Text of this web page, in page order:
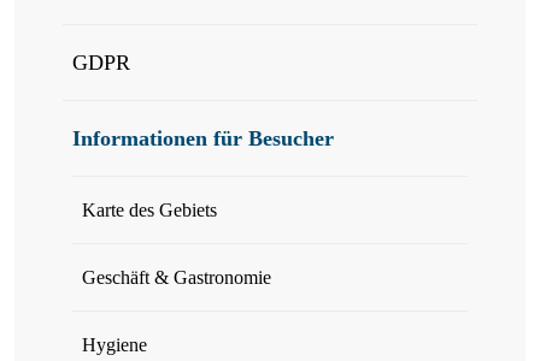
GDPR
Informationen für Besucher
Karte des Gebiets
Geschäft & Gastronomie
Hygiene